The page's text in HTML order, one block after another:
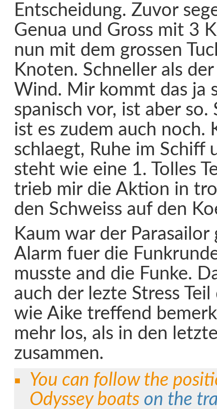
Entscheidung. Zuvor
Genua und Gross mit 3
nun mit dem grossen
Knoten. Schneller als
Wind. Mir kommt das ja
spanisch vor, ist aber so.
ist es zudem auch noch.
schlaegt, Ruhe im Schiff
steht wie eine 1. Tolles
trieb mir die Aktion in
den Schweiss auf den
Kaum war der
Alarm fuer die
musste and die Funke.
auch der lezte Stress Teil
wie Aike treffend
mehr los, als in den
zusammen.
You can follow the
Odyssey boats on the